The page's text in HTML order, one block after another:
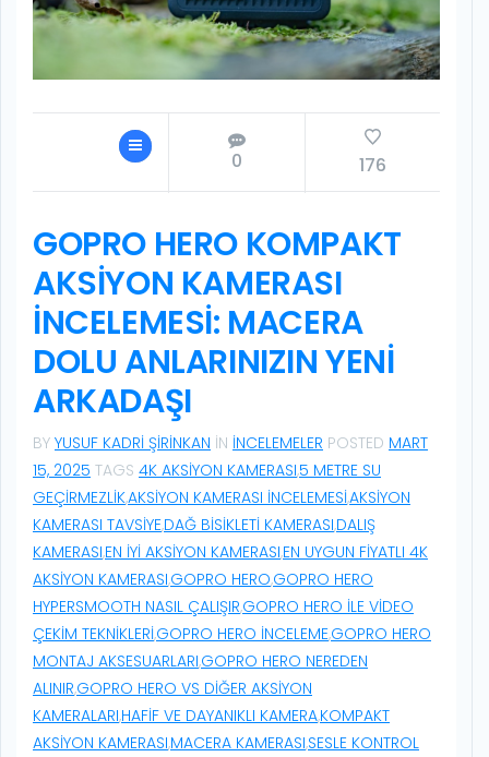
0 176
GOPRO HERO KOMPAKT
AKSIYON KAMERASI
İNCELEMESI: MACERA
DOLU ANLARINIZIN YENI
ARKADAŞI
BY YUSUF KADRI ŞIRINKAN IN İNCELEMELER POSTED MART
15, 2025 TAGS 4K AKSIYON KAMERASI,5 METRE SU
GEÇIRMEZLIK,AKSIYON KAMERASI INCELEMESI,AKSIYON
KAMERASI TAVSIYE,DAĞ BISIKLETI KAMERASI,DALIŞ
KAMERASI,EN IYI AKSIYON KAMERASI,EN UYGUN FIYATLI 4K
AKSIYON KAMERASI,GOPRO HERO,GOPRO HERO
HYPERSMOOTH NASIL ÇALIŞIR,GOPRO HERO ILE VIDEO
ÇEKIM TEKNIKLERI,GOPRO HERO INCELEME,GOPRO HERO
MONTAJ AKSESUARLARI,GOPRO HERO NEREDEN
ALINIR,GOPRO HERO VS DIĞER AKSIYON
KAMERALARI,HAFIF VE DAYANIKLI KAMERA,KOMPAKT
AKSIYON KAMERASI,MACERA KAMERASI,SESLE KONTROL